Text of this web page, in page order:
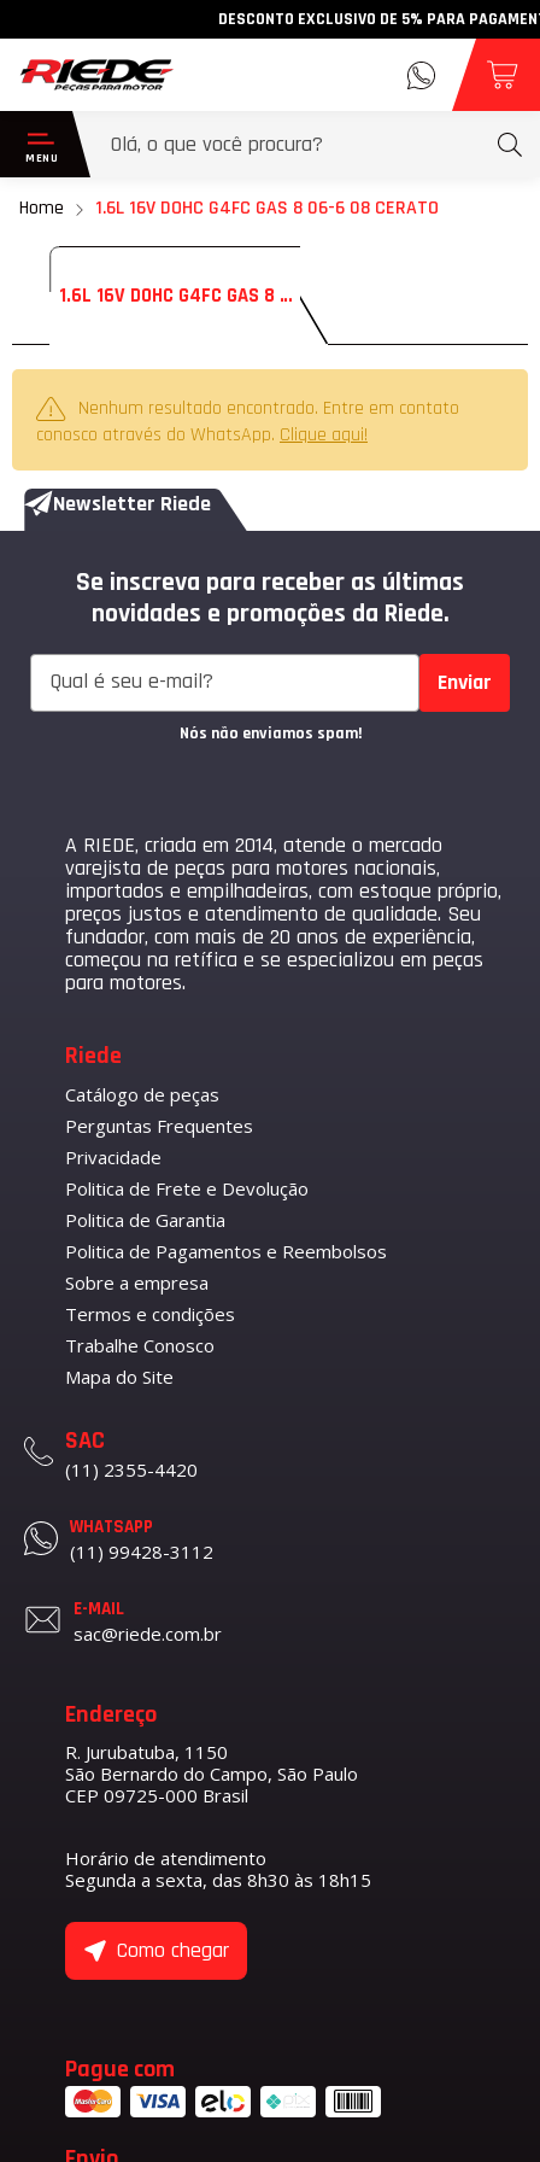
DESCONTO EXCLUSIVO DE 5% PARA
Home 1.6L 16V DOHC G4FC GAS 8 06-6 08 CERATO
1.6L 16V DOHC G4FC GAS 8 06-6 08 CERATO
Nenhum resultado encontrado. Entre em contato
conosco através do WhatsApp. Clique aqui!
Newsletter Riede
Se inscreva para receber as últimas
novidades e promoções da Riede.
Enviar
Nós não enviamos spam!
A RIEDE, criada em 2014, atende o mercado
varejista de peças para motores nacionais,
importados e empilhadeiras, com estoque próprio,
preços justos e atendimento de qualidade. Seu
fundador, com mais de 20 anos de experiência,
começou na retífica e se especializou em peças
para motores.
Riede
Catálogo de peças
Perguntas Frequentes
Privacidade
Politica de Frete e Devolução
Politica de Garantia
Politica de Pagamentos e Reembolsos
Sobre a empresa
Termos e condições
Trabalhe Conosco
Mapa do Site
SAC
(11) 2355-4420
WHATSAPP
(11) 99428-3112
E-MAIL
sac@riede.com.br
Endereço
R. Jurubatuba, 1150
São Bernardo do Campo, São Paulo
CEP 09725-000 Brasil
Horário de atendimento
Segunda a sexta, das 8h30 às 18h15
Como chegar
Pague com